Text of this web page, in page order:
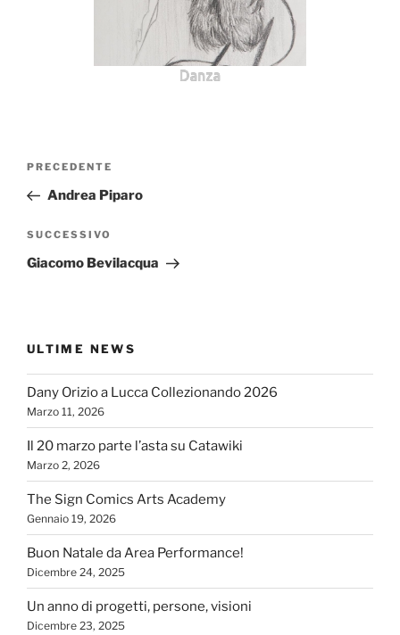
Danza
Navigazione
Articolo
precedente:
PRECEDENTE
Andrea Piparo
Articolo
successivo
SUCCESSIVO
Giacomo Bevilacqua
ULTIME NEWS
Dany Orizio a Lucca Collezionando 2026
Marzo 11, 2026
Il 20 marzo parte l’asta su Catawiki
Marzo 2, 2026
The Sign Comics Arts Academy
Gennaio 19, 2026
Buon Natale da Area Performance!
Dicembre 24, 2025
Un anno di progetti, persone, visioni
Dicembre 23, 2025